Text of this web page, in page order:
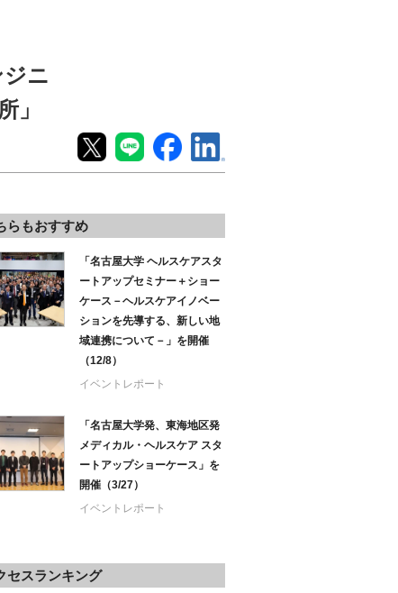
ニ
」
らもおすすめ
「名古屋大学 ヘルスケアスタ
ートアップセミナー＋ショー
ケース－ヘルスケアイノベー
ションを先導する、新しい地
域連携について－」を開催
（12/8）
イベントレポート
「名古屋大学発、東海地区発
メディカル・ヘルスケア スタ
ートアップショーケース」を
開催（3/27）
イベントレポート
セスランキング